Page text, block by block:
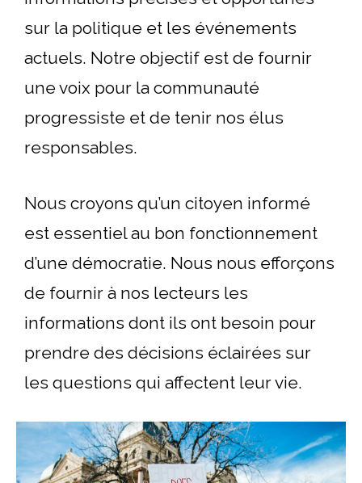
sur la politique et les événements
actuels. Notre objectif est de fournir
une voix pour la communauté
progressiste et de tenir nos élus
responsables.
Nous croyons qu’un citoyen informé
est essentiel au bon fonctionnement
d’une démocratie. Nous nous efforçons
de fournir à nos lecteurs les
informations dont ils ont besoin pour
prendre des décisions éclairées sur
les questions qui affectent leur vie.